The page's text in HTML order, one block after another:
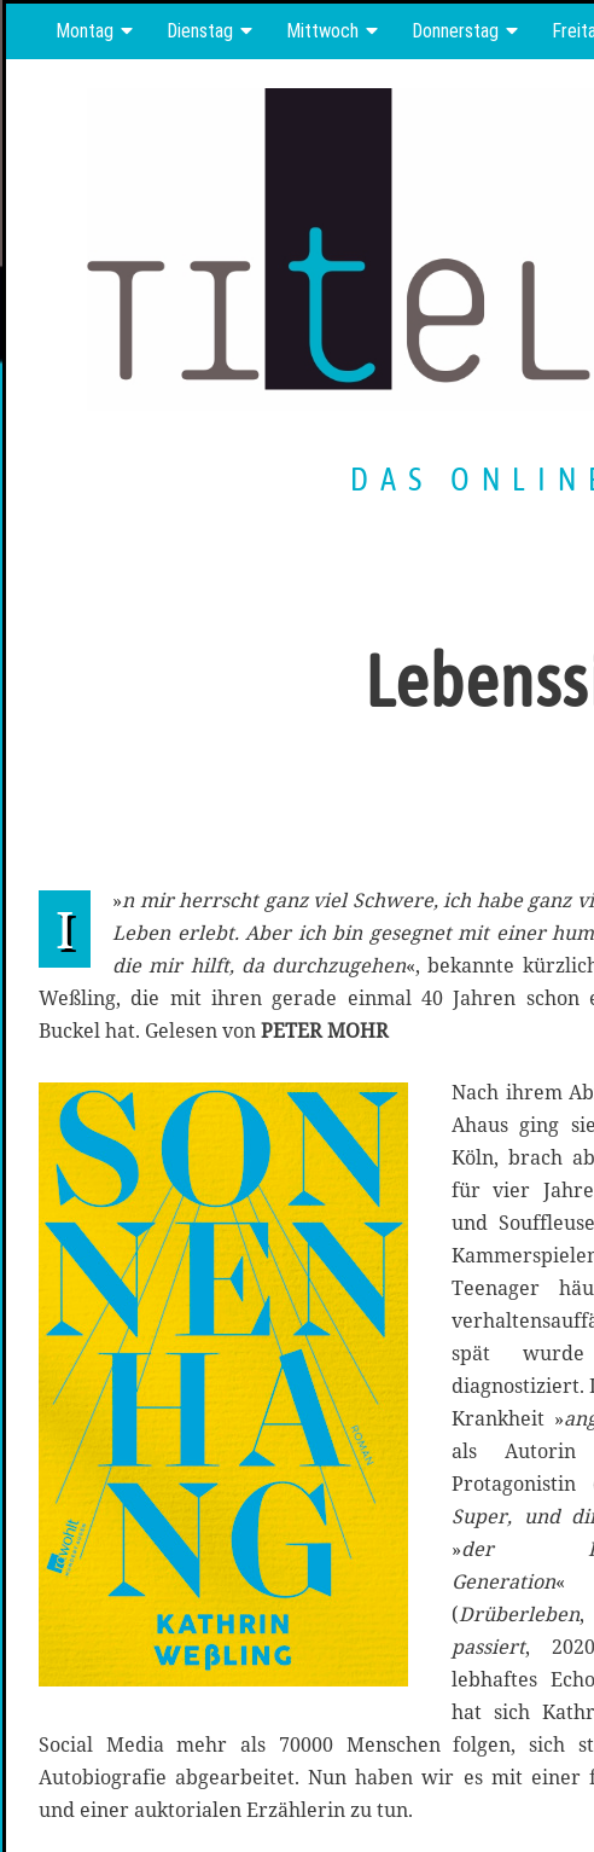
Montag Dienstag Mittwoch Donnerstag
DAS
»
I
n mir herrscht ganz viel Schwere, ich habe ganz
Leben erlebt. Aber ich bin gesegnet mit einer
die mir hilft, da durchzugehen«, bekannte
Weßling, die mit ihren gerade einmal 40 Jahren schon
Buckel hat. Gelesen vonPETER MOHR
Nach ihrem
Ahaus ging
Köln, brach
für vier Jahre
und
Teenager
spät
diagnostiziert.
Krankheit »
als Autorin
Super, und
»der
Generation«
(Drüberleben
passiert,
lebhaftes
hat sich
Social Media mehr als 70000 Menschen folgen, sich
Autobiografie abgearbeitet. Nun haben wir es mit einer
und einer auktorialen Erzählerin zu tun.